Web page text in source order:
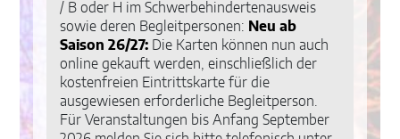
/ B oder H im Schwerbehindertenausweis
sowie deren Begleitpersonen: Neu ab
Saison 26/27: Die Karten können nun auch
online gekauft werden, einschließlich der
kostenfreien Eintrittskarte für die
ausgewiesen erforderliche Begleitperson.
Für Veranstaltungen bis Anfang September